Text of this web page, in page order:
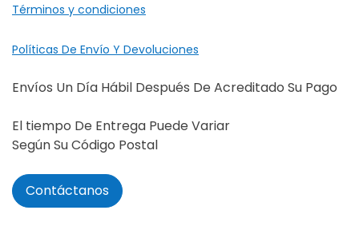
Términos y condiciones
Políticas De Envío Y Devoluciones
Envíos Un Día Hábil Después De Acreditado Su Pago
El tiempo De Entrega Puede Variar
Según Su Código Postal
Contáctanos